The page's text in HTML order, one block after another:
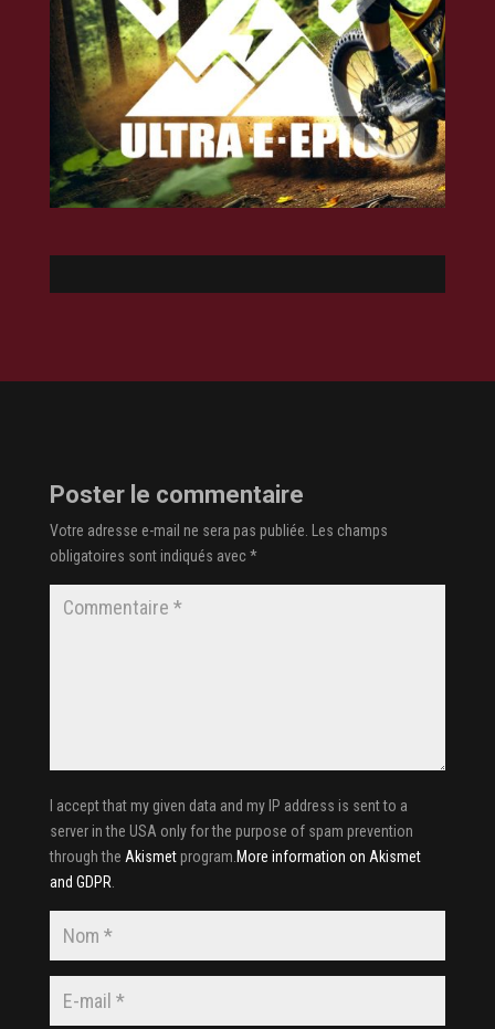
Poster le commentaire
Votre adresse e-mail ne sera pas publiée.
Les champs
obligatoires sont indiqués avec*
I accept that my given data and my IP address is sent to a
server in the USA only for the purpose of spam prevention
through the Akismetprogram. More information on Akismet
and GDPR